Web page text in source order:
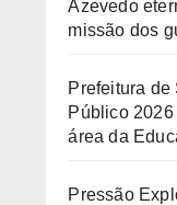
Azevedo
missão dos
Prefeitura de
Público
área da
Pressão